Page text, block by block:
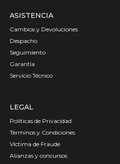
ASISTENCIA
Cambios y Devoluciones
Despacho
Seguimiento
Garantía
Servicio Técnico
LEGAL
Políticas de Privacidad
Términos y Condiciones
Víctima de Fraude
Alianzas y concursos